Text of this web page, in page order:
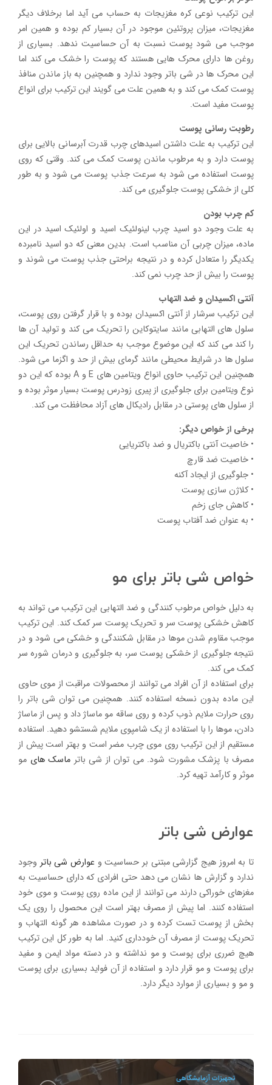
این ترکیب نوعی کره مغزیجات به حساب می آید اما برخلاف دیگر
مغزیجات، میزان پروتئین موجود در آن بسیار کم بوده و همین امر
موجب می شود پوست نسبت به آن حساسیت ندهد. بسیاری از
روغن ها دارای محرک هایی هستند که پوست را خشک می کند اما
این محرک ها در شی باتر وجود ندارد و همچنین به باز ماندن منافذ
پوست کمک می کند و به همین علت می گویند این ترکیب برای انواع
پوست مفید است.
رطوبت رسانی پوست
این ترکیب به علت داشتن اسیدهای چرب قدرت آبرسانی بالایی برای
پوست دارد و به مرطوب ماندن پوست کمک می کند. وقتی که روی
پوست استفاده می شود به سرعت جذب پوست می شود و به طور
کلی از خشکی پوست جلوگیری می کند.
کم چرب بودن
به علت وجود دو اسید چرب لینولئیک اسید و اولئيک اسید در این
ماده، میزان چربی آن مناسب است. بدین معنی که دو اسید نامبرده
یکدیگر را متعادل کرده و در نتیجه براحتی جذب پوست می شوند و
پوست را بیش از حد چرب نمی کند.
آنتی اکسیدان و ضد التهاب
این ترکیب سرشار از آنتی اکسیدان بوده و با قرار گرفتن روی پوست،
سلول های التهابی مانند سایتوکاین را تحریک می کند و تولید آن ها
را کند می کند که این موضوع موجب به حداقل رساندن تحریک این
سلول ها در شرایط محیطی مانند گرمای بیش از حد و اگزما می شود.
همچنین این ترکیب حاوی انواع ویتامین های E و A بوده که این دو
نوع ویتامین برای جلوگیری از پیری زودرس پوست بسیار موثر بوده و
از سلول های پوستی در مقابل رادیکال های آزاد محافظت می کند.
برخی از خواص دیگر:
• خاصیت آنتی باکتریال و ضد باکتریایی
• خاصیت ضد قارچ
• جلوگیری از ایجاد آکنه
• کلاژن سازی پوست
• کاهش جای زخم
• به عنوان ضد آفتاب پوست
خواص شی باتر برای مو
به دلیل خواص مرطوب کنندگی و ضد التهابی این ترکیب می تواند به
کاهش خشکی پوست سر و تحریک پوست سر کمک کند. این ترکیب
موجب مقاوم شدن موها در مقابل شکنندگی و خشکی می شود و در
نتیجه جلوگیری از خشکی پوست سر، به جلوگیری و درمان شوره سر
کمک می کند.
برای استفاده از آن افراد می توانند از محصولات مراقبت از موی حاوی
این ماده بدون نسخه استفاده کنند. همچنین می توان شی باتر را
روی حرارت ملایم ذوب کرد‌ه و روی ساقه مو ماساژ داد و پس از ماساژ
دادن، موها را با استفاده از یک شامپوی ملایم شستشو دهید. استفاده
مستقیم از این ترکیب روی موی چرب مضر است و بهتر است پیش از
مصرف با پزشک مشورت شود. می توان از شی باتر ماسک های مو
موثر و کارآمد تهیه کرد.
عوارض شی باتر
تا به امروز هیج گزارشی مبتنی بر حساسیت و عوارض شی باتر وجود
ندارد و گزارش ها نشان می دهد حتی افرادی که دارای حساسیت به
مغزهای خوراکی دارند می توانند از این ماده روی پوست و موی خود
استفاده کنند. اما پیش از مصرف بهتر است این محصول را روی یک
بخش از پوست تست کرده و در صورت مشاهده هر گونه التهاب و
تحریک پوست از مصرف آن خودداری کنید. اما به طور کل این ترکیب
هیچ ضرری برای پوست و مو نداشته و در دسته مواد ایمن و مفید
برای پوست و مو قرار دارد و استفاده از آن فواید بسیاری برای پوست
و مو و بسیاری از موارد دیگر دارد.
تجهیزات آزمایشگاهی